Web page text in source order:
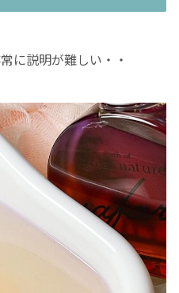
に説明が難しい・・